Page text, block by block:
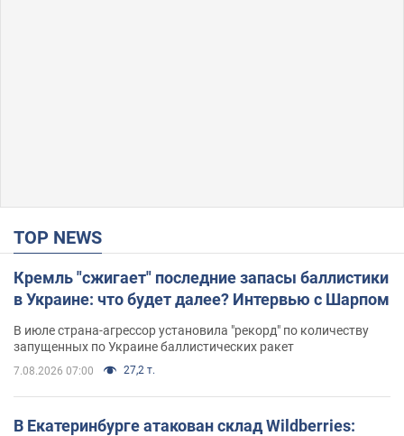
TOP NEWS
Кремль "сжигает" последние запасы баллистики
в Украине: что будет далее? Интервью с Шарпом
В июле страна-агрессор установила "рекорд" по количеству
запущенных по Украине баллистических ракет
7.08.2026 07:00 27,2 т.
В Екатеринбурге атакован склад Wildberries: